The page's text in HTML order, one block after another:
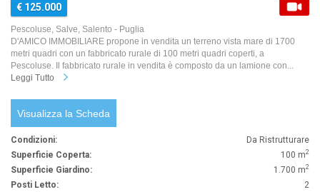
€ 125.000
Pescoluse, Salve, Salento - Puglia
D'AMICO IMMOBILIARE propone in vendita un terreno vista mare di 1700
metri quadri con un fabbricato rurale di 100 metri quadri coperti, a
Pescoluse. Il fabbricato rurale in vendita è composto da un lamione con...
Leggi Tutto
Visualizza la Scheda
Condizioni:
Da Ristrutturare
Superficie Coperta:
100 m2
Superficie Giardino: 1.700 m2
Posti Letto:
2